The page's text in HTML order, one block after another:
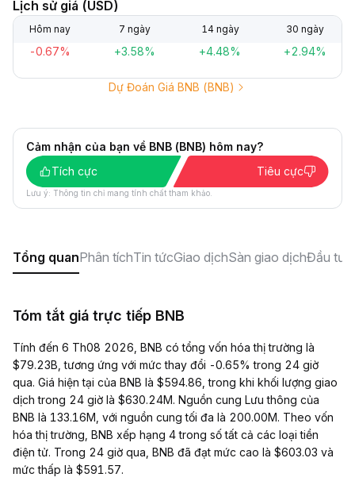
Lịch sử giá (USD)
Hôm nay 7 ngày 14 ngày 30 ngày
-0.67% +3.58% +4.48% +2.94%
Dự Đoán Giá BNB (BNB)
Cảm nhận của bạn về BNB (BNB) hôm nay?
Tích cực
Tiêu cực
Lưu ý: Thông tin chỉ mang tính chất tham khảo.
Tổng quanPhân tíchTin tứcGiao dịchSàn giao dịchĐầu tư
Tóm tắt giá trực tiếp BNB
Tính đến 6 Th08 2026, BNB có tổng vốn hóa thị trường là
$79.23B, tương ứng với mức thay đổi -0.65% trong 24 giờ
qua. Giá hiện tại của BNB là $594.86, trong khi khối lượng giao
dịch trong 24 giờ là $630.24M. Nguồn cung Lưu thông của
BNB là 133.16M, với nguồn cung tối đa là 200.00M. Theo vốn
hóa thị trường, BNB xếp hạng 4 trong số tất cả các loại tiền
điện tử. Trong 24 giờ qua, BNB đã đạt mức cao là $603.03 và
mức thấp là $591.57.